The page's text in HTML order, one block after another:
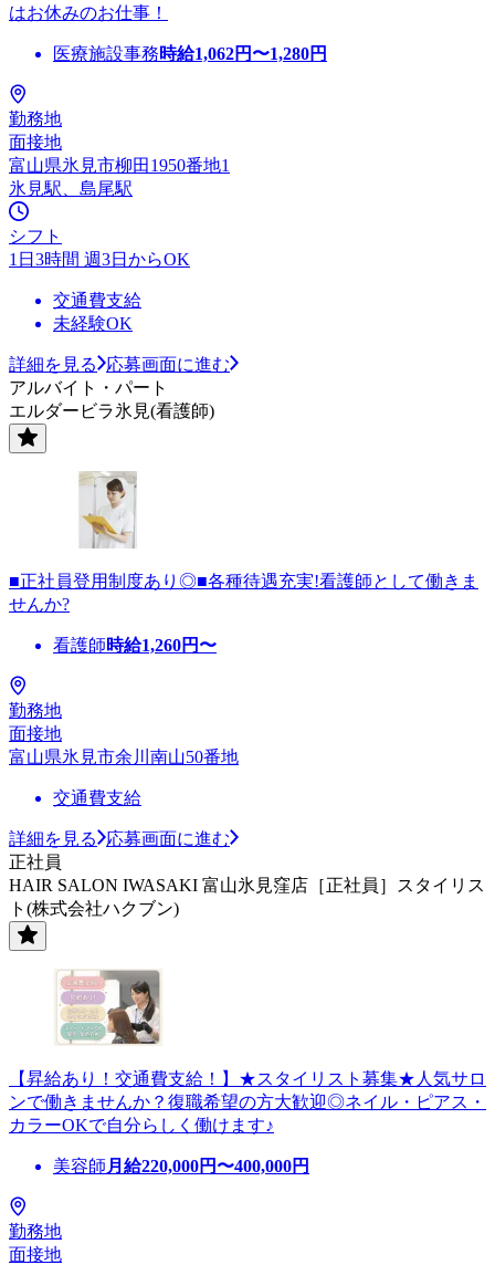
はお休みのお仕事！
医療施設事務時給1,062円〜1,280円
勤務地
面接地
富山県氷見市柳田1950番地1
氷見駅、島尾駅
シフト
1日3時間 週3日からOK
交通費支給
未経験OK
詳細を見る
応募画面に進む
アルバイト・パート
エルダービラ氷見(看護師)
■正社員登用制度あり◎■各種待遇充実!看護師として働きま
せんか?
看護師時給1,260円〜
勤務地
面接地
富山県氷見市余川南山50番地
交通費支給
詳細を見る
応募画面に進む
正社員
HAIR SALON IWASAKI 富山氷見窪店［正社員］スタイリス
ト(株式会社ハクブン)
【昇給あり！交通費支給！】★スタイリスト募集★人気サロ
ンで働きませんか？復職希望の方大歓迎◎ネイル・ピアス・
カラーOKで自分らしく働けます♪
美容師 月給220,000円〜400,000円
勤務地
面接地